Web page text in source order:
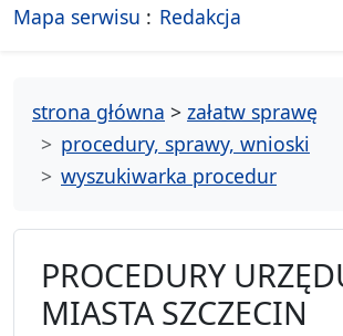
Mapa serwisu - drzewko rozdziałów
Redakcja
strona główna > załatw sprawę
procedury, sprawy, wnioski
wyszukiwarka procedur
PROCEDURY
MIASTA SZCZECIN